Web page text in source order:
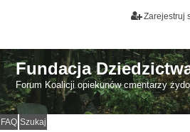
Zarejestruj
Fundacja
Forum Koalicji opiekunów cmentarzy
FAQ Szukaj